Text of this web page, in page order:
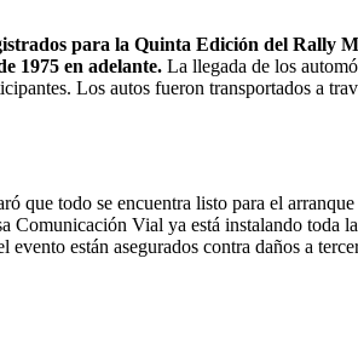
para la Quinta Edición del Rally
1975 en adelante. La llegada de los
Los autos fueron transportados a
que todo se encuentra listo para el
Comunicación Vial ya está instalando
están asegurados contra daños a